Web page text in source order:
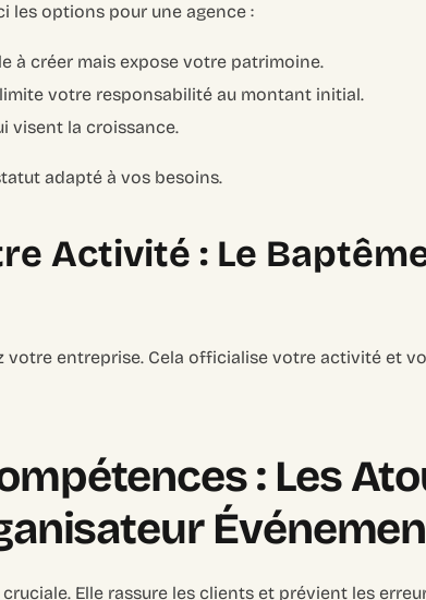
les options pour une agence :
à créer mais expose votre patrimoine.
votre responsabilité au montant initial.
visent la croissance.
adapté à vos besoins.
Activité : Le
votre entreprise. Cela officialise votre activité et
: Les
Elle rassure les clients et prévient les